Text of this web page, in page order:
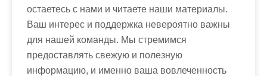
остаетесь с нами и читаете наши материалы.
Ваш интерес и поддержка невероятно важны
для нашей команды. Мы стремимся
предоставлять свежую и полезную
информацию, и именно ваша вовлеченность